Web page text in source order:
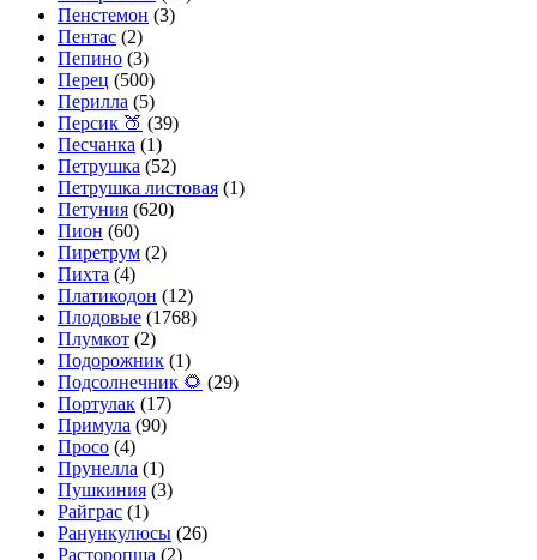
Пенстемон (3)
Пентас (2)
Пепино (3)
Перец (500)
Перилла (5)
Персик 🍑 (39)
Песчанка (1)
Петрушка (52)
Петрушка листовая (1)
Петуния (620)
Пион (60)
Пиретрум (2)
Пихта (4)
Платикодон (12)
Плодовые (1768)
Плумкот (2)
Подорожник (1)
Подсолнечник 🌻 (29)
Портулак (17)
Примула (90)
Просо (4)
Прунелла (1)
Пушкиния (3)
Райграс (1)
Ранункулюсы (26)
Расторопша (2)